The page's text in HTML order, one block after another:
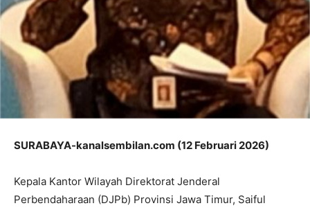
SURABAYA-kanalsembilan.com (12 Februari 2026)
Kepala Kantor Wilayah Direktorat Jenderal
Perbendaharaan (DJPb) Provinsi Jawa Timur, Saiful